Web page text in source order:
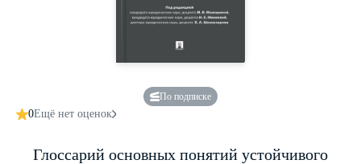
По подписке
0Ещё нет оценок
Глоссарий основных понятий устойчивого